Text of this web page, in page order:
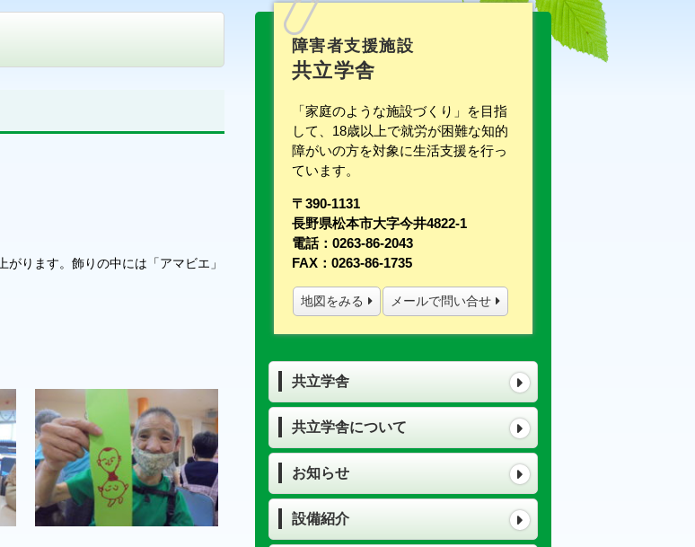
障害者支援施設
共立学舎
「家庭のような施設づくり」を目指
して、18歳以上で就労が困難な知的
障がいの方を対象に生活支援を行っ
ています。
〒390-1131
長野県松本市大字今井4822-1
電話：0263-86-2043
FAX：0263-86-1735
地図をみる メールで問い合せ
共立学舎
共立学舎について
お知らせ
設備紹介
ります。飾りの中には「アマビエ」